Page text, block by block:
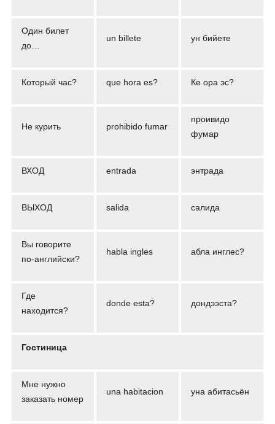
Один билет
до…
un billete ун бийете
Который час? que hora es? Ке ора эс?
Не курить prohibido fumar
проивидо
фумар
ВХОД entrada энтрада
ВЫХОД salida салида
Вы говорите
по-английски?
habla ingles абла инглес?
Где
находится?
donde esta? дондээста?
Гостиница
Мне нужно
заказать номер
una habitacion уна абитасьён